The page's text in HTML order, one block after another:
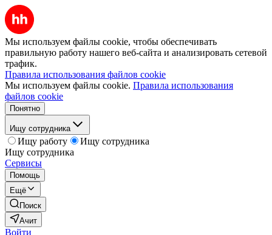
Мы используем файлы cookie, чтобы обеспечивать
правильную работу нашего веб-сайта и анализировать сетевой
трафик.
Правила использования файлов cookie
Мы используем файлы cookie. Правила использования
файлов cookie
Понятно
Ищу сотрудника
Ищу работу
Ищу сотрудника
Ищу сотрудника
Сервисы
Помощь
Ещё
Поиск
Ачит
Войти